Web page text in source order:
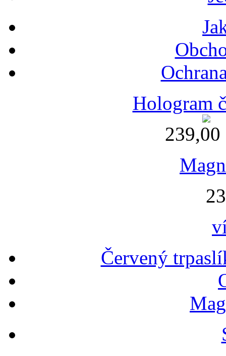
Hologram
239,00
Červený